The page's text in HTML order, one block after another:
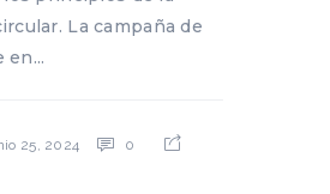
La campaña de
en...
25, 2024 0